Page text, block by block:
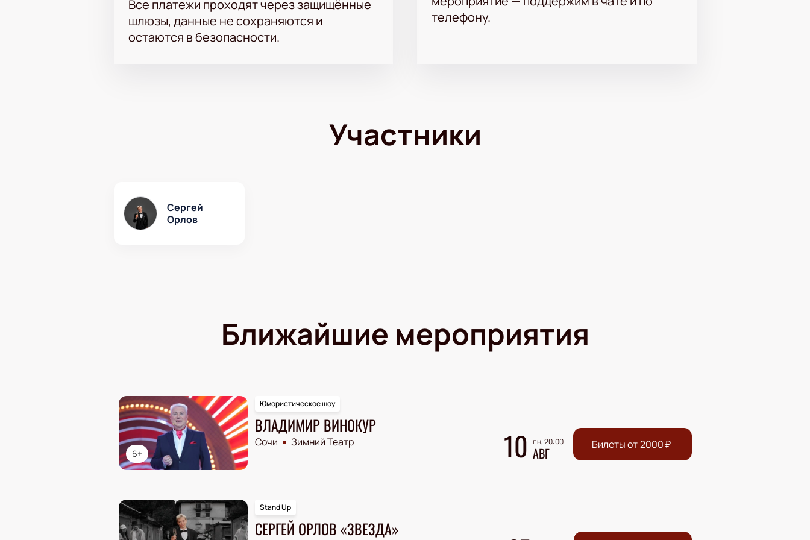
Все платежи проходят через защищённые
шлюзы, данные не сохраняются и
остаются в безопасности.
телефону.
Участники
Сергей
Орлов
Ближайшие мероприятия
6+
Юмористическое шоу
ВЛАДИМИР ВИНОКУР
Сочи Зимний Театр 10 пн, 20:00
АВГ Билеты от 2000₽
Stand Up
СЕРГЕЙ ОРЛОВ «ЗВЕЗДА»